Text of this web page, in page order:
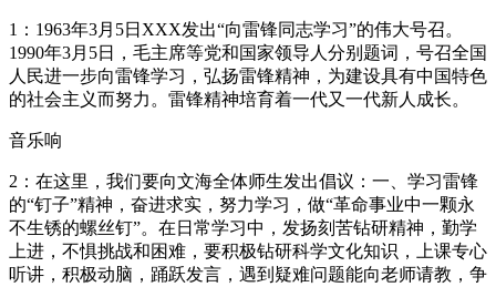
1：1963年3月5日XXX发出“向雷锋同志学习”的伟大号召。
1990年3月5日，毛主席等党和国家领导人分别题词，号召全国
人民进一步向雷锋学习，弘扬雷锋精神，为建设具有中国特色
的社会主义而努力。雷锋精神培育着一代又一代新人成长。
音乐响
2：在这里，我们要向文海全体师生发出倡议：一、学习雷锋
的“钉子”精神，奋进求实，努力学习，做“革命事业中一颗永
不生锈的螺丝钉”。在日常学习中，发扬刻苦钻研精神，勤学
上进，不惧挑战和困难，要积极钻研科学文化知识，上课专心
听讲，积极动脑，踊跃发言，遇到疑难问题能向老师请教，争